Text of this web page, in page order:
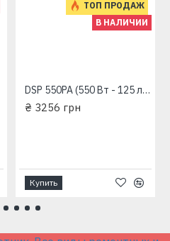
ТОП ПРОДАЖ
В НАЛИЧИИ
DSP 550PA (550 Вт - 125 л/мин - напор 7,5 м - медь) "Насосы+Оборудование" Дренажный насос
₴ 3256 грн
Купить